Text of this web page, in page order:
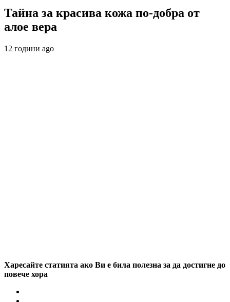
Тайна за красива кожа по-добра от
алое вера
12 години ago
Харесайте статията ако Ви е била полезна за да достигне до
повече хора